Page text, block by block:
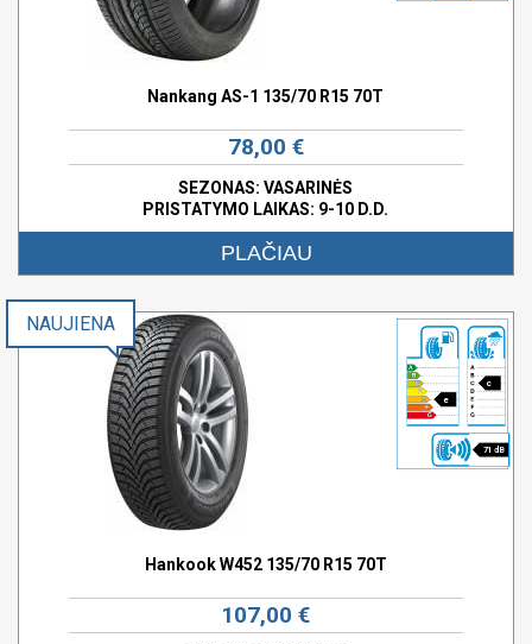
Nankang AS-1 135/70 R15 70T
78,00 €
SEZONAS: VASARINĖS
PRISTATYMO LAIKAS: 9-10 D.D.
PLAČIAU
e
c
71 dB
NAUJIENA
Hankook W452 135/70 R15 70T
107,00 €